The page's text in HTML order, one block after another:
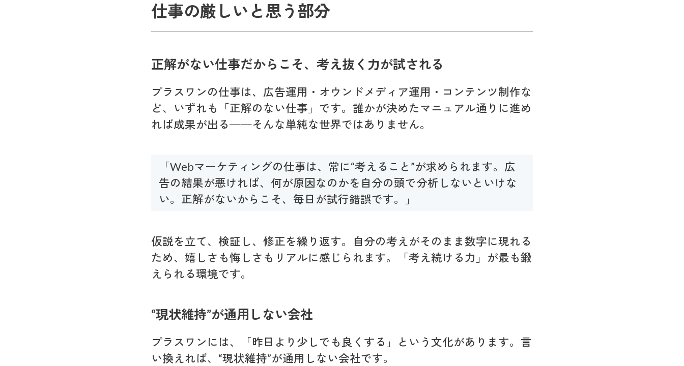
仕事の厳しいと思う部分
正解がない仕事だからこそ、考え抜く力が試される
プラスワンの仕事は、広告運用・オウンドメディア運用・コンテンツ制作な
ど、いずれも「正解のない仕事」です。誰かが決めたマニュアル通りに進め
れば成果が出る──そんな単純な世界ではありません。
「Webマーケティングの仕事は、常に“考えること”が求められます。広
告の結果が悪ければ、何が原因なのかを自分の頭で分析しないといけな
い。正解がないからこそ、毎日が試行錯誤です。」
仮説を立て、検証し、修正を繰り返す。自分の考えがそのまま数字に現れる
ため、嬉しさも悔しさもリアルに感じられます。「考え続ける力」が最も鍛
えられる環境です。
“現状維持”が通用しない会社
プラスワンには、「昨日より少しでも良くする」という文化があります。言
い換えれば、“現状維持”が通用しない会社です。